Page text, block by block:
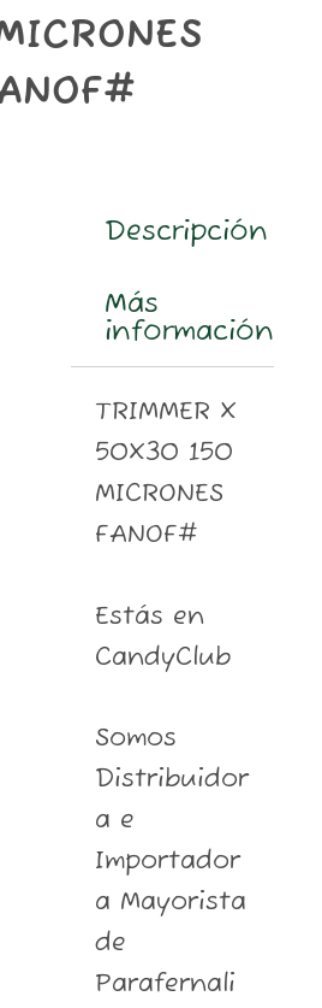
Descripción
Más
información
TRIMMER X
50X30 150
MICRONES
FANOF#
Estás en
CandyClub
Somos
Distribuidor
a e
Importador
a Mayorista
de
Parafernali